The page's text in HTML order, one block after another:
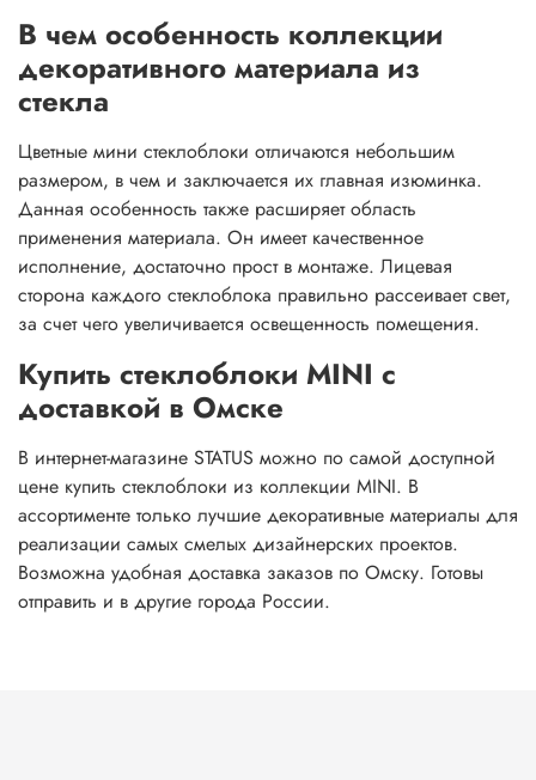
В чем особенность коллекции
декоративного материала из
стекла
Цветные мини стеклоблоки отличаются небольшим
размером, в чем и заключается их главная изюминка.
Данная особенность также расширяет область
применения материала. Он имеет качественное
исполнение, достаточно прост в монтаже. Лицевая
сторона каждого стеклоблока правильно рассеивает свет,
за счет чего увеличивается освещенность помещения.
Купить стеклоблоки MINI с
доставкой в Омске
В интернет-магазине STATUS можно по самой доступной
цене купить стеклоблоки из коллекции MINI. В
ассортименте только лучшие декоративные материалы для
реализации самых смелых дизайнерских проектов.
Возможна удобная доставка заказов по Омску. Готовы
отправить и в другие города России.